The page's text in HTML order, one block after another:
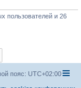
пользователей и 26
пояс: UTC+02:00